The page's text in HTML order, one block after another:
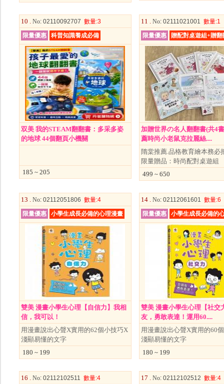
10 . No: 02110092707 數量:3
限量優惠
科普知識養成必備
双美 我的STEAM翻翻書：多采多姿
的地球 44個翻頁小機關
185 ~ 205
11 . No: 02111021001 數量:1
限量優惠
贈配對桌遊組+贈
加贈世界の名人翻翻書(共4
薦時尚小老鼠克拉麗絲....
隋棠推薦.品格教育繪本務必
限量贈品：時尚配對桌遊組
499 ~ 650
13 . No: 02112051806 數量:4
限量優惠
小學生成長必備的心理漫畫
雙美 漫畫小學生心理【自信力】我相
信，我可以！
用漫畫說出心聲X實用的62個小技巧X
淺顯易懂的文字
180 ~ 199
14 . No: 02112061601 數量:6
限量優惠
小學生成長必備的
雙美 漫畫小學生心理【社交
友，勇敢表達！運用60....
用漫畫說出心聲X實用的60
淺顯易懂的文字
180 ~ 199
16 . No: 02112102511 數量:4
17 . No: 02112102512 數量:4